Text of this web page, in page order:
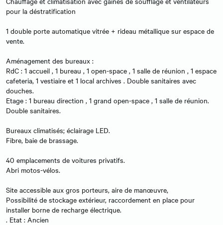
pour la déstratification
1 double porte automatique vitrée + rideau métallique sur espace de
vente.
Aménagement des bureaux :
RdC : 1 accueil , 1 bureau , 1 open-space , 1 salle de réunion , 1 espace
cafeteria, 1 vestiaire et 1 local archives . Double sanitaires avec
douches.
Etage : 1 bureau direction , 1 grand open-space , 1 salle de réunion.
Double sanitaires.
Bureaux climatisés; éclairage LED.
Fibre, baie de brassage.
40 emplacements de voitures privatifs.
Abri motos-vélos.
Site accessible aux gros porteurs, aire de manœuvre,
Possibilité de stockage extérieur, raccordement en place pour
installer borne de recharge électrique.
. Etat : Ancien